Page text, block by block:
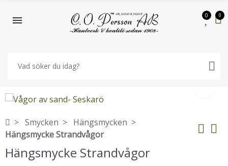
0 0
Smycken
Hängsmycken
Hängsmycke Strandvågor
Hängsmycke Strandvågor